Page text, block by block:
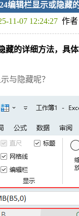
编辑栏显示或隐藏
11-07 12:24:27 作
藏的详细方法，具
与隐藏呢？